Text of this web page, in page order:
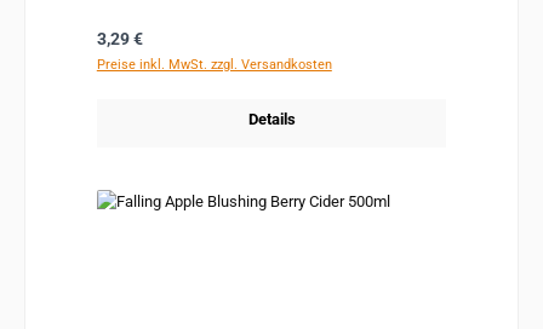
Regulärer Preis:
3,29 €
Preise inkl. MwSt. zzgl. Versandkosten
Details